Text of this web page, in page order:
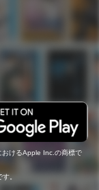
けるApple Inc.の商標で
。